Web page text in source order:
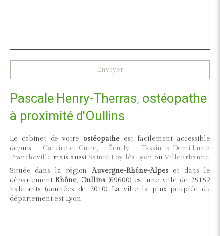
Envoyer
Pascale Henry-Therras, ostéopathe
à proximité d'Oullins
Le cabinet de votre ostéopatheest facilement accessible
depuis Caluire-et-Cuire, Écully, Tassin-la-Demi-Lune,
Francheville mais aussi Sainte-Foy-lès-Lyon ou Villeurbanne.
Située dans la région Auvergne-Rhône-Alpeset dans le
départementRhône, Oullins(69600) est une ville de 25152
habitants (données de 2010). La ville la plus peuplée du
département est Lyon.